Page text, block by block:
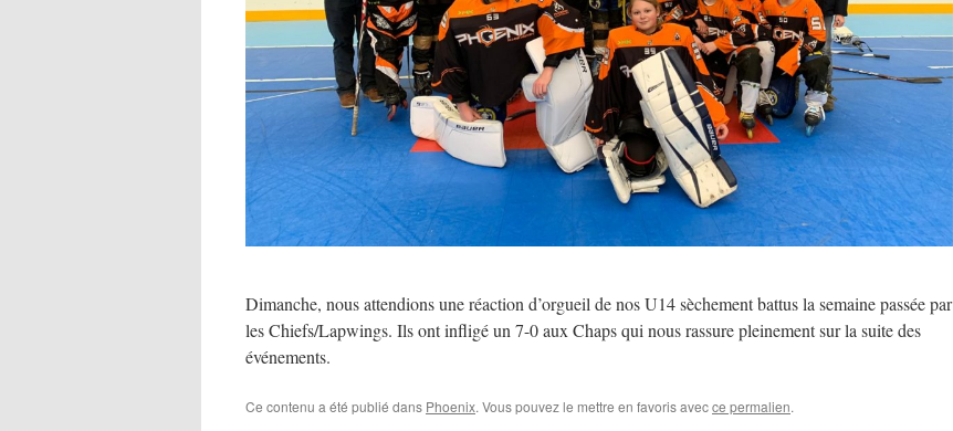
Dimanche, nous attendions une réaction d’orgueil de nos U14 sèchement battus la semaine passée par
les Chiefs/Lapwings. Ils ont infligé un 7-0 aux Chaps qui nous rassure pleinement sur la suite des
événements.
Ce contenu a été publié dans Phoenix. Vous pouvez le mettre en favoris avecce permalien.